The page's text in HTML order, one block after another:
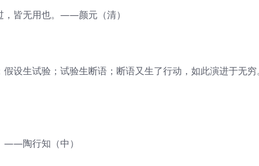
，皆无用也。——颜元（清）
设生试验；试验生断语；断语又生了行动，如此演进于无穷
——陶行知（中）